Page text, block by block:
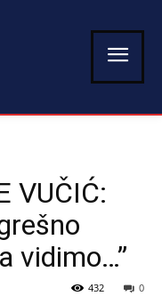
VUČIĆ:
vidimo…”
0
432